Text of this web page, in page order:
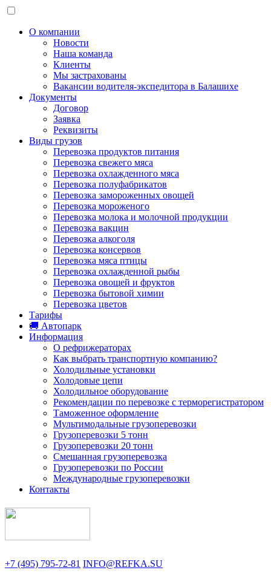
О компании
Новости
Наша команда
Клиенты
Мы застрахованы
Вакансии водителя-экспедитора в Балашихе
Документы
Договор
Заявка
Реквизиты
Виды грузов
Перевозка продуктов питания
Перевозка свежего мяса
Перевозка охлажденного мяса
Перевозка полуфабрикатов
Перевозка замороженных овощей
Перевозка мороженого
Перевозка молока и молочной продукции
Перевозка вакцин
Перевозка алкоголя
Перевозка консервов
Перевозка мяса птицы
Перевозка охлажденной рыбы
Перевозка овощей и фруктов
Перевозка бытовой химии
Перевозка цветов
Тарифы
🚚 Автопарк
Информация
О рефрижераторах
Как выбрать транспортную компанию?
Холодильные установки
Холодовые цепи
Холодильное оборудование
Рекомендации по перевозке с терморегистратором
Таможенное оформление
Мультимодальные грузоперевозки
Грузоперевозки 5 тонн
Грузоперевозки 20 тонн
Смешанная грузоперевозка
Грузоперевозки по России
Международные грузоперевозки
Контакты
+7 (495) 795-72-81 INFO@REFKA.SU